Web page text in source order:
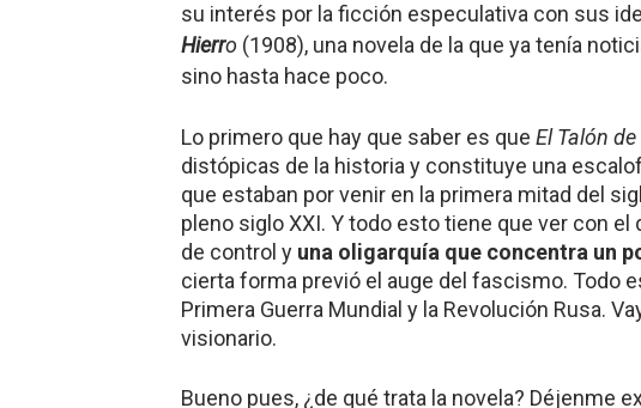
su interés por la ficción especulativa con sus
Hierro(1908), una novela de la que ya tenía
sino hasta hace poco.
Lo primero que hay que saber es que El Talón
distópicas de la historia y constituye una
que estaban por venir en la primera mitad del
pleno siglo XXI. Y todo esto tiene que ver con
de control y una oligarquía que concentra un
cierta forma previó el auge del fascismo. Todo
Primera Guerra Mundial y la Revolución Rusa.
visionario.
Bueno pues, ¿de qué trata la novela? Déjenme